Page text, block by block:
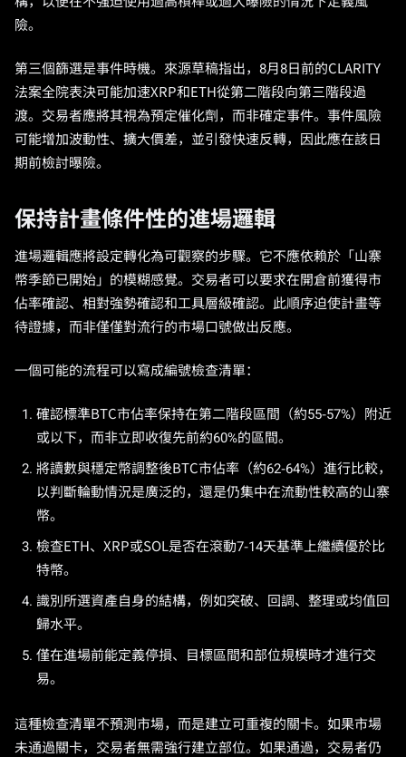
險。
第三個篩選是事件時機。來源草稿指出，8月8日前的CLARITY
法案全院表決可能加速XRP和ETH從第二階段向第三階段過
渡。交易者應將其視為預定催化劑，而非確定事件。事件風險
可能增加波動性、擴大價差，並引發快速反轉，因此應在該日
期前檢討曝險。
保持計畫條件性的進場邏輯
進場邏輯應將設定轉化為可觀察的步驟。它不應依賴於「山寨
幣季節已開始」的模糊感覺。交易者可以要求在開倉前獲得市
佔率確認、相對強勢確認和工具層級確認。此順序迫使計畫等
待證據，而非僅僅對流行的市場口號做出反應。
一個可能的流程可以寫成編號檢查清單：
確認標準BTC市佔率保持在第二階段區間（約55-57%）附近
或以下，而非立即收復先前約60%的區間。
將讀數與穩定幣調整後BTC市佔率（約62-64%）進行比較，
以判斷輪動情況是廣泛的，還是仍集中在流動性較高的山寨
幣。
檢查ETH、XRP或SOL是否在滾動7-14天基準上繼續優於比
特幣。
識別所選資產自身的結構，例如突破、回調、整理或均值回
歸水平。
僅在進場前能定義停損、目標區間和部位規模時才進行交
易。
這種檢查清單不預測市場，而是建立可重複的關卡。如果市場
未通過關卡，交易者無需強行建立部位。如果通過，交易者仍